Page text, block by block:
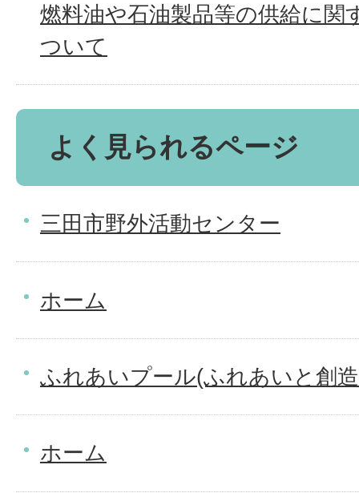
燃料油や石油製品等の供給に関
ついて
よく見られるページ
三田市野外活動センター
ホーム
ふれあいプール(ふれあいと創
ホーム